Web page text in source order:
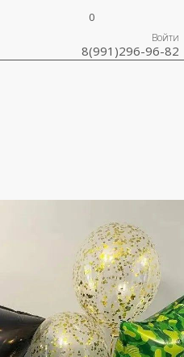
Войти
0
8(991)296-96-82